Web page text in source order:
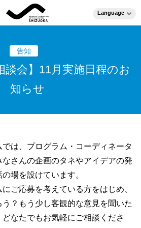
Language
告知
談会】11月実施日程のお
知らせ
は、プログラム・コーディネータ
さんの企画のタネやアイデアの発
場を設けています。
ご応募を考えている方をはじめ、
？もう少し客観的な意見を聞いた
なたでもお気軽にご相談くださ